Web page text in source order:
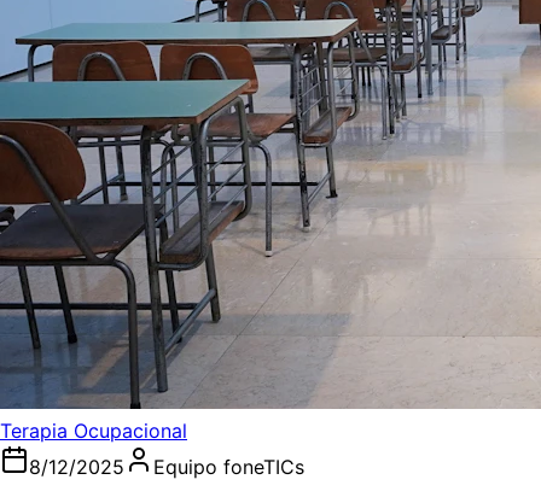
Terapia Ocupacional
8/12/2025
Equipo foneTICs